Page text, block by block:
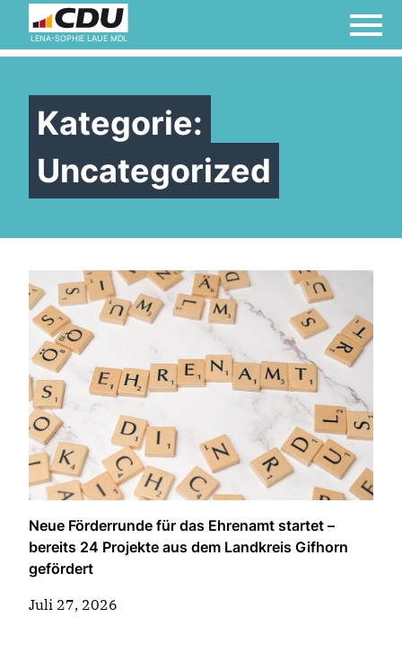
LENA-SOPHIE LAUE MDL
Kategorie:
Uncategorized
Neue Förderrunde für das Ehrenamt startet –
bereits 24 Projekte aus dem Landkreis Gifhorn
gefördert
Juli 27, 2026